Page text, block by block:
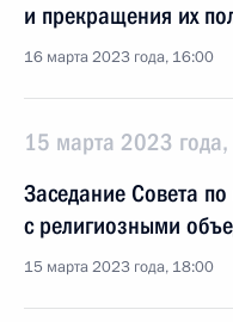
и прекращения их
16 марта 2023 года, 16:00
15 марта 2023 года,
Заседание Совета
с религиозными
15 марта 2023 года, 18:00